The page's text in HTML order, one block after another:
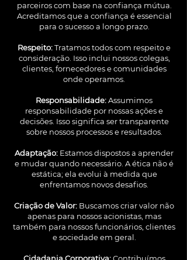
parceiros com base na confiança mútua.
Acreditamos que a confiança é essencial
para o sucesso a longo prazo.
Respeito:Tratamos todos com respeito e
consideração. Isso inclui nossos colegas,
clientes, fornecedores e comunidades
onde operamos.
Responsabilidade:Assumimos
responsabilidade por nossas ações e
decisões. Isso significa ser transparente
sobre nossos processos e resultados.
Adaptação: Estamos dispostos a aprender
e mudar quando necessário. A ética não é
estática; ela evolui à medida que
enfrentamos novos desafios.
Criação de Valor: Buscamos criar valor não
apenas para nossos acionistas, mas
também para nossos funcionários, clientes
e sociedade em geral.